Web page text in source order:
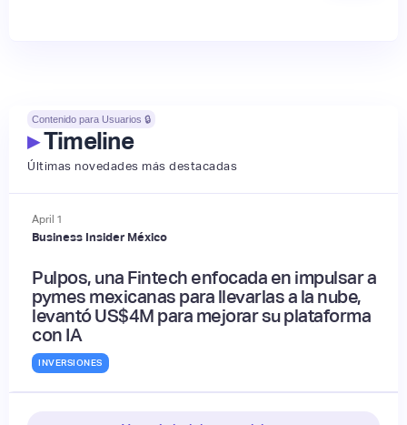
Contenido para Usuarios 🔒
▸Timeline
Últimas novedades más destacadas
April 1
Business Insider México
Pulpos, una Fintech enfocada en impulsar a
pymes mexicanas para llevarlas a la nube,
levantó US$4M para mejorar su plataforma
con IA
INVERSIONES